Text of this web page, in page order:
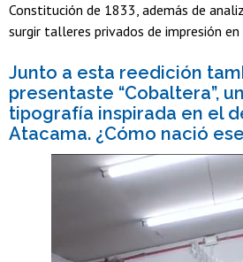
Constitución de 1833, además de
surgir talleres privados de impresión en
Junto a esta reedición
presentaste “Cobaltera”,
tipografía inspirada en el
Atacama. ¿Cómo nació